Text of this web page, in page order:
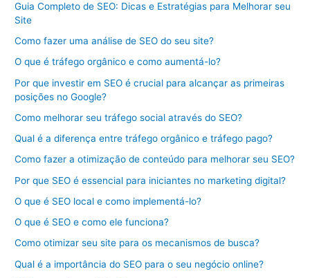
Guia Completo de SEO: Dicas e Estratégias para Melhorar seu
Site
Como fazer uma análise de SEO do seu site?
O que é tráfego orgânico e como aumentá-lo?
Por que investir em SEO é crucial para alcançar as primeiras
posições no Google?
Como melhorar seu tráfego social através do SEO?
Qual é a diferença entre tráfego orgânico e tráfego pago?
Como fazer a otimização de conteúdo para melhorar seu SEO?
Por que SEO é essencial para iniciantes no marketing digital?
O que é SEO local e como implementá-lo?
O que é SEO e como ele funciona?
Como otimizar seu site para os mecanismos de busca?
Qual é a importância do SEO para o seu negócio online?